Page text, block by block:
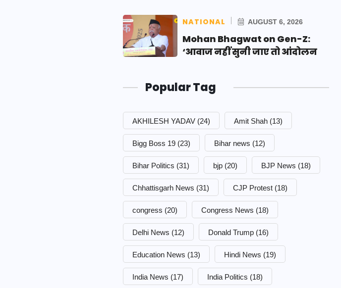
NATIONAL AUGUST 6, 2026
Mohan Bhagwat on Gen-Z:
‘आवाज नहीं सुनी जाए तो आंदोलन
Popular Tag
AKHILESH YADAV (24) Amit Shah (13)
Bigg Boss 19 (23) Bihar news (12)
Bihar Politics (31) bjp (20) BJP News (18)
Chhattisgarh News (31) CJP Protest (18)
congress (20) Congress News (18)
Delhi News (12) Donald Trump (16)
Education News (13) Hindi News (19)
India News (17) India Politics (18)